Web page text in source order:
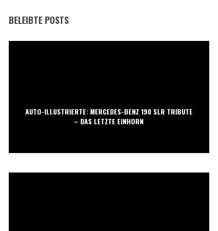
BELEIBTE POSTS
AUTO-ILLUSTRIERTE: MERCEDES-BENZ 190 SLR TRIBUTE
– DAS LETZTE EINHORN